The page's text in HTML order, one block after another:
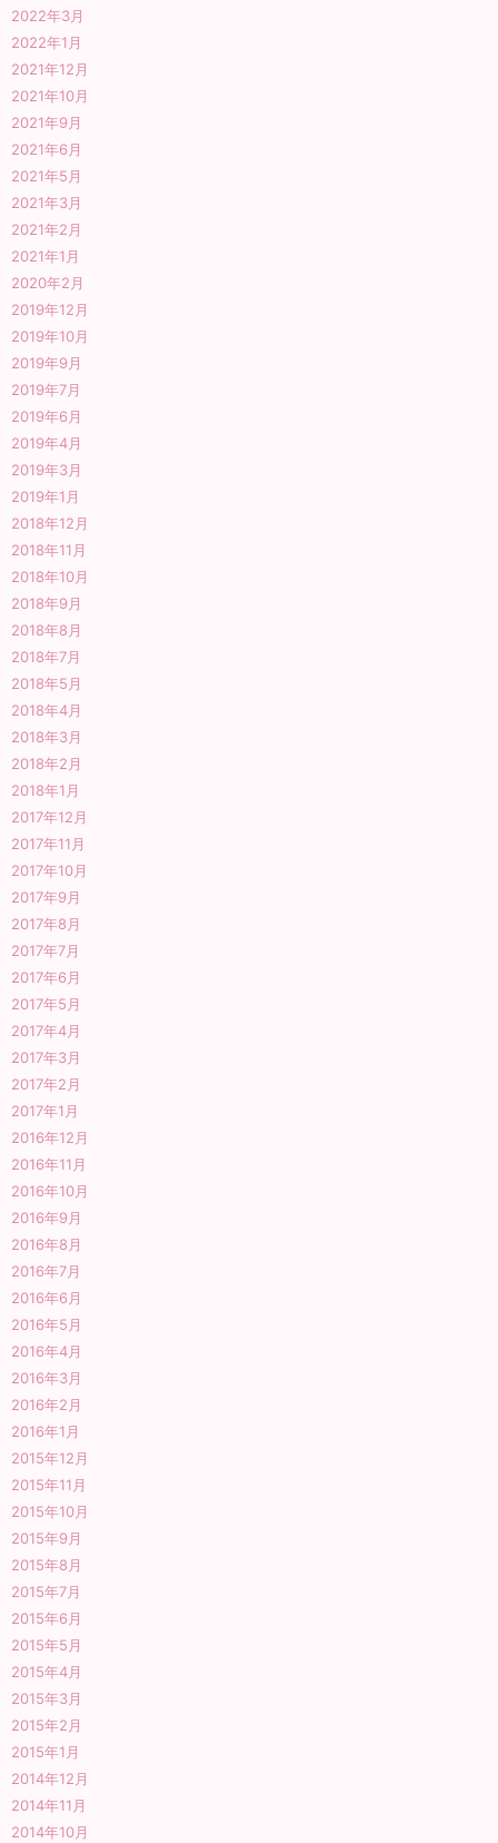
2022年3月
2022年1月
2021年12月
2021年10月
2021年9月
2021年6月
2021年5月
2021年3月
2021年2月
2021年1月
2020年2月
2019年12月
2019年10月
2019年9月
2019年7月
2019年6月
2019年4月
2019年3月
2019年1月
2018年12月
2018年11月
2018年10月
2018年9月
2018年8月
2018年7月
2018年5月
2018年4月
2018年3月
2018年2月
2018年1月
2017年12月
2017年11月
2017年10月
2017年9月
2017年8月
2017年7月
2017年6月
2017年5月
2017年4月
2017年3月
2017年2月
2017年1月
2016年12月
2016年11月
2016年10月
2016年9月
2016年8月
2016年7月
2016年6月
2016年5月
2016年4月
2016年3月
2016年2月
2016年1月
2015年12月
2015年11月
2015年10月
2015年9月
2015年8月
2015年7月
2015年6月
2015年5月
2015年4月
2015年3月
2015年2月
2015年1月
2014年12月
2014年11月
2014年10月